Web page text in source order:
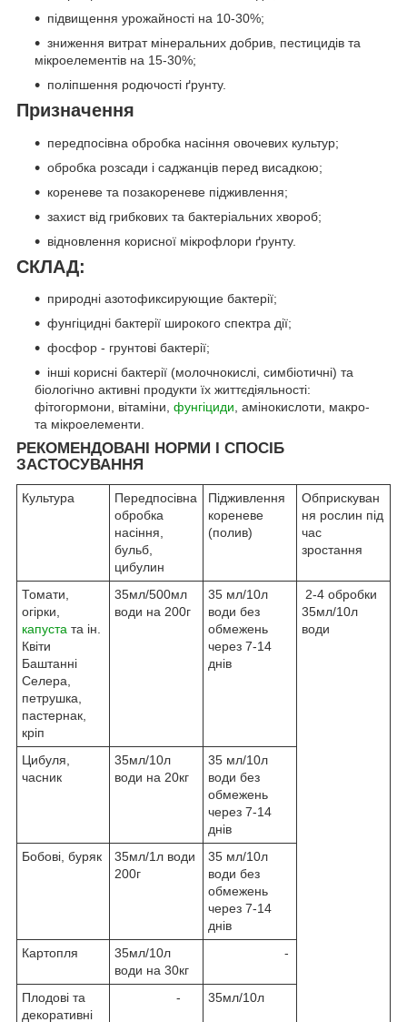
підвищення урожайності на 10-30%;
зниження витрат мінеральних добрив, пестицидів та
мікроелементів на 15-30%;
поліпшення родючості ґрунту.
Призначення
передпосівна обробка насіння овочевих культур;
обробка розсади і саджанців перед висадкою;
кореневе та позакореневе підживлення;
захист від грибкових та бактеріальних хвороб;
відновлення корисної мікрофлори ґрунту.
СКЛАД:
природні азотофиксирующие бактерії;
фунгіцидні бактерії широкого спектра дії;
фосфор - грунтові бактерії;
інші корисні бактерії (молочнокислі, симбіотичні) та
біологічно активні продукти їх життєдіяльності:
фітогормони, вітаміни, фунгіциди, амінокислоти, макро-
та мікроелементи.
РЕКОМЕНДОВАНІ НОРМИ І СПОСІБ
ЗАСТОСУВАННЯ
Культура
Передпосівна
обробка
насіння,
бульб,
цибулин
Підживлення
кореневе
(полив)
Обприскуван
ня рослин під
час
зростання
Томати,
огірки,
капуста та ін.
Квіти
Баштанні
Селера,
петрушка,
пастернак,
кріп
35мл/500мл
води на 200г
35 мл/10л
води без
обмежень
через 7-14
днів
2-4 обробки
35мл/10л
води
Цибуля,
часник
35мл/10л
води на 20кг
35 мл/10л
води без
обмежень
через 7-14
днів
Бобові, буряк
35мл/1л води
200г
35 мл/10л
води без
обмежень
через 7-14
днів
Картопля
35мл/10л
води на 30кг
-
Плодові та
декоративні
- 35мл/10л